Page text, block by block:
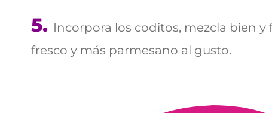
Incorpora los coditos, mezcla bien y
fresco y más parmesano al gusto.